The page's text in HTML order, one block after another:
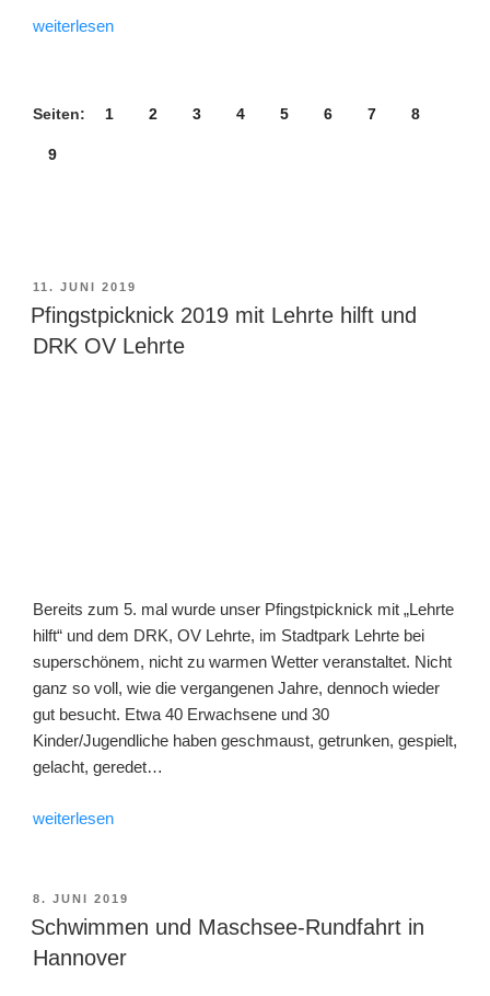
„GartenSummen
weiterlesen
Seiten: 1 2 3 4 5 6 7 8
9
VERÖFFENTLICHT
AM
11. JUNI 2019
Pfingstpicknick 2019 mit Lehrte hilft und
DRK OV Lehrte
Bereits zum 5. mal wurde unser Pfingstpicknick mit „Lehrte
hilft“ und dem DRK, OV Lehrte, im Stadtpark Lehrte bei
superschönem, nicht zu warmen Wetter veranstaltet. Nicht
ganz so voll, wie die vergangenen Jahre, dennoch wieder
gut besucht. Etwa 40 Erwachsene und 30
Kinder/Jugendliche haben geschmaust, getrunken, gespielt,
gelacht, geredet…
„Pfingstpicknick
Lehrte
hilft
und
weiterlesen
VERÖFFENTLICHT
AM
8. JUNI 2019
Schwimmen und Maschsee-Rundfahrt in
Hannover